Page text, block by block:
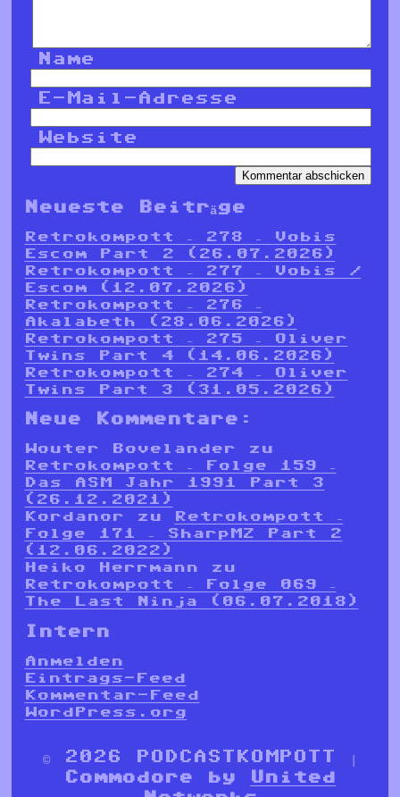
Name
E-Mail-Adresse
Website
Neueste Beiträge
Retrokompott – 278 – Vobis
Escom Part 2 (26.07.2026)
Retrokompott – 277 – Vobis /
Escom (12.07.2026)
Retrokompott – 276 –
Akalabeth (28.06.2026)
Retrokompott – 275 – Oliver
Twins Part 4 (14.06.2026)
Retrokompott – 274 – Oliver
Twins Part 3 (31.05.2026)
Neue Kommentare:
Wouter Bovelander zu
Retrokompott – Folge 159 –
Das ASM Jahr 1991 Part 3
(26.12.2021)
Kordanor zu
Retrokompott –
Folge 171 – SharpMZ Part 2
(12.06.2022)
Heiko Herrmann zu
Retrokompott – Folge 069 –
The Last Ninja (06.07.2018)
Intern
Anmelden
Eintrags-Feed
Kommentar-Feed
WordPress.org
© 2026 PODCASTKOMPOTT |
Commodore by
United